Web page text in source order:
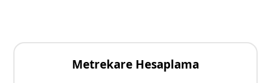
Metrekare Hesaplama